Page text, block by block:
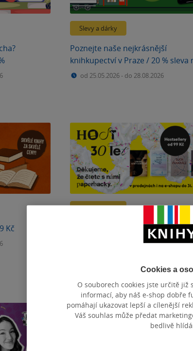
Slevy a dárky
Poznejte naše nejkrásnější
knihkupectví v Praze / 20 % sleva
(téměř) vše na Masaryčce
od 25.05.2026- do 28.08.2026
Kč
Slevy a dárky
Legendární brožky od HOSTu? Již
Cookies a
O souborech cookies jste určitě již
informací, aby náš e-shop dobře
pomáhají ukazovat lepší a cílenější
Váš souhlas může předat
bedlivě